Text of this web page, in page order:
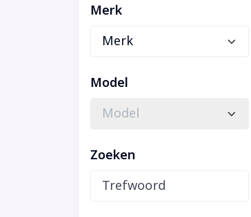
Merk
Model
Zoeken